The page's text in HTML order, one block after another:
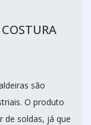
são
O produto
de soldas, já que